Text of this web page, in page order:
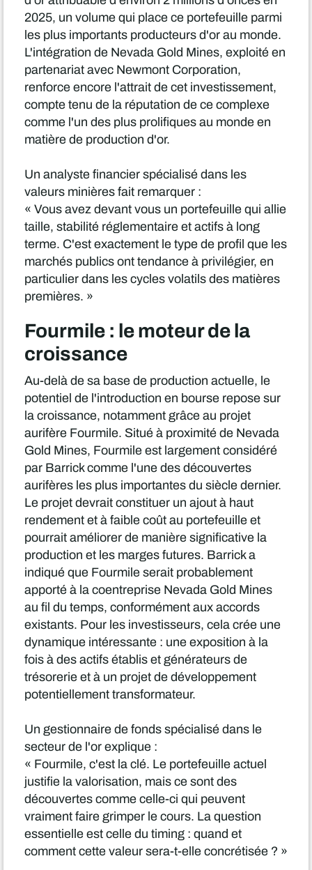
2025, un volume qui place ce portefeuille parmi
les plus importants producteurs d'or au monde.
L'intégration de Nevada Gold Mines, exploité en
partenariat avec Newmont Corporation,
renforce encore l'attrait de cet investissement,
compte tenu de la réputation de ce complexe
comme l'un des plus prolifiques au monde en
matière de production d'or.
Un analyste financier spécialisé dans les
valeurs minières fait remarquer :
« Vous avez devant vous un portefeuille qui allie
taille, stabilité réglementaire et actifs à long
terme. C'est exactement le type de profil que les
marchés publics ont tendance à privilégier, en
particulier dans les cycles volatils des matières
premières. »
Fourmile : le moteur de la
croissance
Au-delà de sa base de production actuelle, le
potentiel de l'introduction en bourse repose sur
la croissance, notamment grâce au projet
aurifère Fourmile. Situé à proximité de Nevada
Gold Mines, Fourmile est largement considéré
par Barrick comme l'une des découvertes
aurifères les plus importantes du siècle dernier.
Le projet devrait constituer un ajout à haut
rendement et à faible coût au portefeuille et
pourrait améliorer de manière significative la
production et les marges futures. Barrick a
indiqué que Fourmile serait probablement
apporté à la coentreprise Nevada Gold Mines
au fil du temps, conformément aux accords
existants. Pour les investisseurs, cela crée une
dynamique intéressante : une exposition à la
fois à des actifs établis et générateurs de
trésorerie et à un projet de développement
potentiellement transformateur.
Un gestionnaire de fonds spécialisé dans le
secteur de l'or explique :
« Fourmile, c'est la clé. Le portefeuille actuel
justifie la valorisation, mais ce sont des
découvertes comme celle-ci qui peuvent
vraiment faire grimper le cours. La question
essentielle est celle du timing : quand et
comment cette valeur sera-t-elle concrétisée ? »